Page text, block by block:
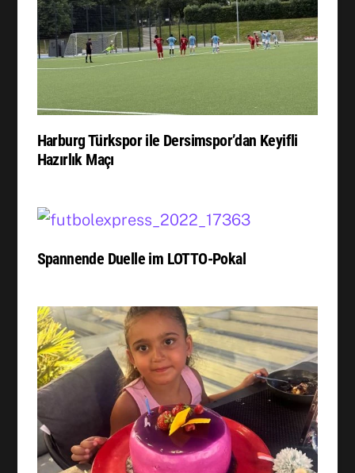
Harburg Türkspor ile Dersimspor’dan Keyifli
Hazırlık Maçı
Spannende Duelle im LOTTO-Pokal